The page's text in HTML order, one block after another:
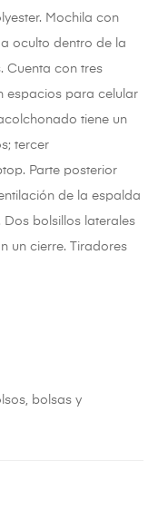
Mochila con
oculto dentro de la
Cuenta con tres
espacios para celular
tiene un
tercer
Parte posterior
de la espalda
bolsillos laterales
un cierre. Tiradores
bolsas y